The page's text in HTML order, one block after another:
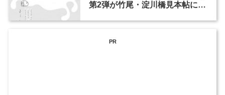
第2弾が竹尾・淀川橋見本帖にて
PR